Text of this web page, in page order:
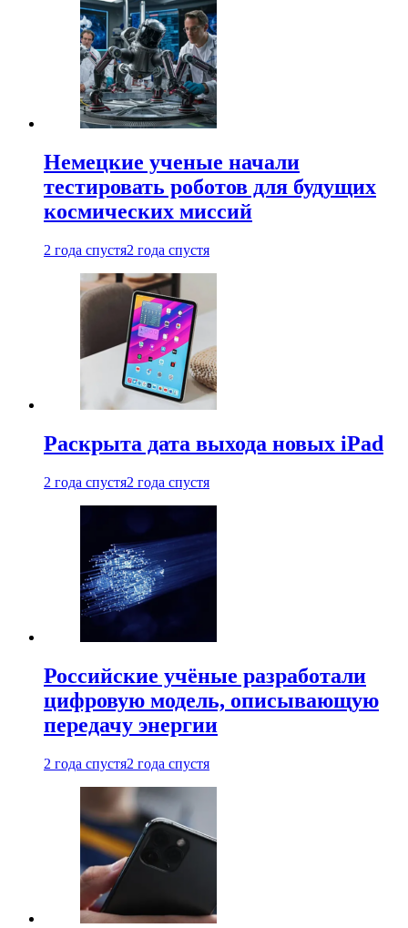
Немецкие ученые начали
тестировать роботов для будущих
космических миссий
2 года спустя2 года спустя
Раскрыта дата выхода новых iPad
2 года спустя2 года спустя
Российские учёные разработали
цифровую модель, описывающую
передачу энергии
2 года спустя2 года спустя